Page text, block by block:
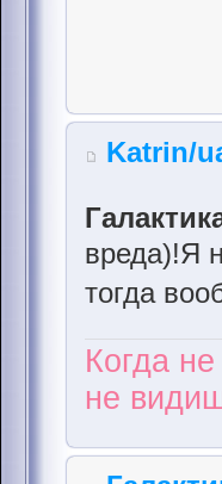
Katrin/
вреда)!Я
тогда
Когда
не